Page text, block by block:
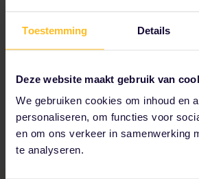
Toestemming Details
Deze website maakt gebruik van
We gebruiken cookies om inhoud en
personaliseren, om functies voor
en om ons verkeer in samenwerking
te analyseren.
Valencia, Nice, Rome en meer
1 maand of langer
Interrail Global Pas